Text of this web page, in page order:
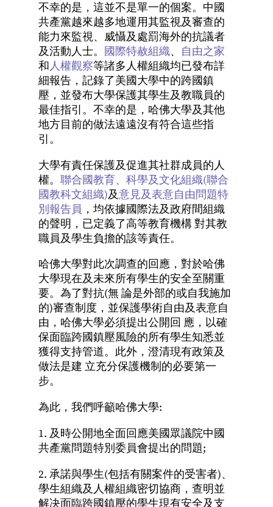
不幸的是，這並不是單一的個案。中國
共產黨越來越多地運用其監視及審查的
能力來監視、威懾及處罰海外的抗議者
及活動人士。
國際特赦組織、
自由之家
和人權觀察等諸多人權組織均已發布詳
細報告，記錄了美國大學中的跨國鎮
壓，並發布大學保護其學生及教職員的
最佳指引。不幸的是，哈佛大學及其他
地方目前的做法遠遠沒有符合這些指
引。
大學有責任保護及促進其社群成員的人
權。 聯合國教育、科學及文化組織(聯合
國教科文組織)及意見及表意自由問題特
別報告員 ，均依據國際法及政府間組織
的聲明，已定義了高等教育機構 對其教
職員及學生負擔的該等責任。
哈佛大學對此次調查的回應，對於哈佛
大學現在及未來所有學生的安全至關重
要。為了對抗(無 論是外部的或自我施加
的)審查制度，並保護學術自由及表意自
由，哈佛大學必須提出公開回 應，以確
保面臨跨國鎮壓風險的所有學生知悉並
獲得支持管道。此外，澄清現有政策及
做法是建 立充分保護機制的必要第一
步。
為此，我們呼籲哈佛大學:
1. 及時公開地全面回應美國眾議院中國
共產黨問題特別委員會提出的問題;
2. 承諾與學生(包括有關案件的受害者)、
學生組織及人權組織密切協商，查明並
解决面臨跨國鎮壓的學生現有安全及支